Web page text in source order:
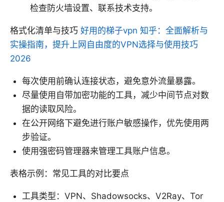
检查防火墙设置、联系技术支持。
格式化清单与技巧 好用的梯子vpn 知乎：全面解析与
实操指南，提升上网自由度的VPN选择与使用技巧
2026
每次使用前确认连接状态，避免意外流量暴露。
尽量使用自带加密功能的工具，减少中间节点对数
据的读取风险。
在公开网络下避免进行账户敏感操作，优先使用两
步验证。
使用强密码管理器来管理工具账户信息。
表格示例：常见工具的对比要点
工具类型：VPN、Shadowsocks、V2Ray、Tor